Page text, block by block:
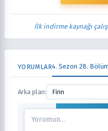
İlk indirme kaynağı
YORUMLAR4. Sezon 28.
Arka plan: Finn